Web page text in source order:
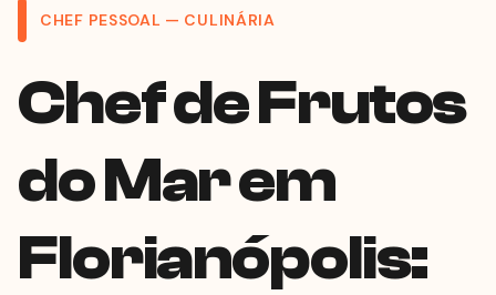
CHEF PESSOAL — CULINÁRIA
Chef de Frutos
do Mar em
Florianópolis: